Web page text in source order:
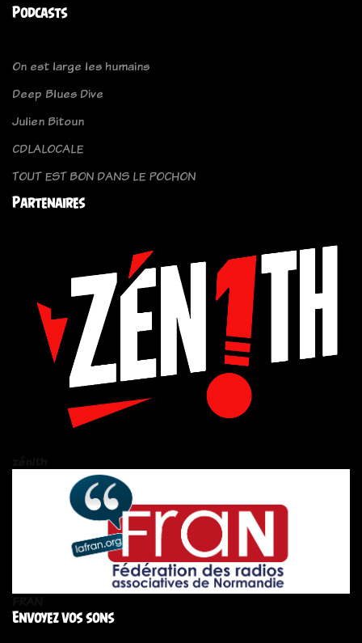
Podcasts
On est large les humains
Deep Blues Dive
Julien Bitoun
CDLALOCALE
TOUT EST BON DANS LE POCHON
Partenaires
Envoyez vos sons